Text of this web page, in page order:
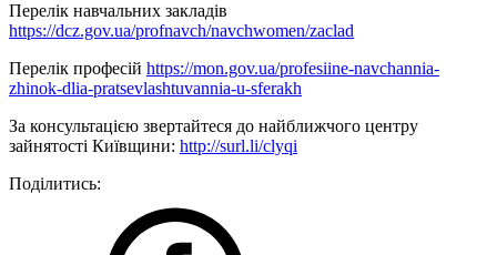
Перелік навчальних закладів
https://dcz.gov.ua/profnavch/navchwomen/zaclad
Перелік професій https://mon.gov.ua/profesiine-navchannia-
zhinok-dlia-pratsevlashtuvannia-u-sferakh
За консультацією звертайтеся до найближчого центру
зайнятості Київщини: http://surl.li/clyqi
Поділитись: